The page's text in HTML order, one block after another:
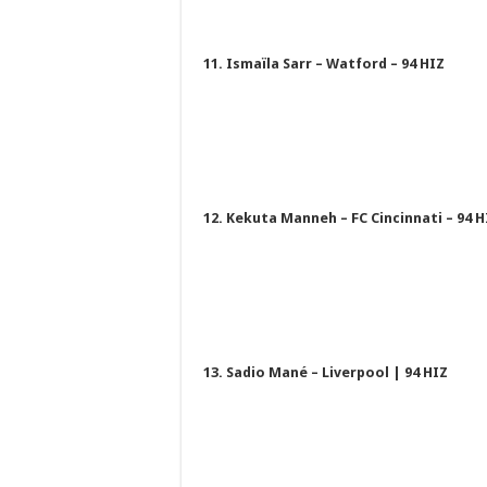
11. Ismaïla Sarr – Watford – 94 HIZ
12. Kekuta Manneh – FC Cincinnati – 94
13. Sadio Mané – Liverpool | 94 HIZ